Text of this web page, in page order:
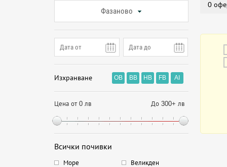
Фазаново
Изхранване OB BB HB FB AI
Цена от 0 лв До 300+ лв
Всички почивки
Море
Великден
0